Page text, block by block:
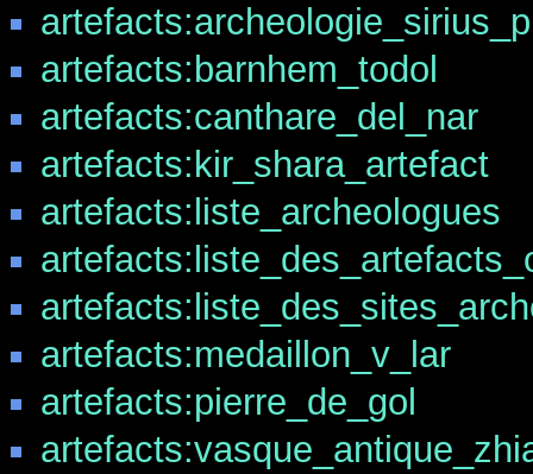
artefacts:barnhem_todol
artefacts:canthare_del_nar
artefacts:kir_shara_artefact
artefacts:liste_archeologues
artefacts:medaillon_v_lar
artefacts:pierre_de_gol